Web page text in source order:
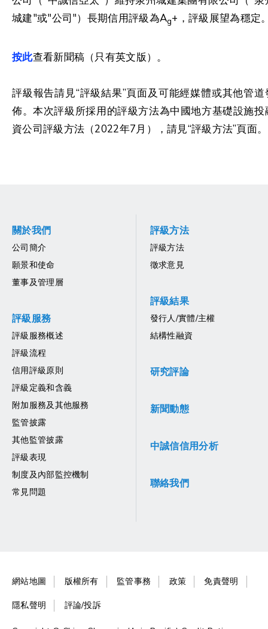
城建"或"公司"）長期信用評級為Ag+，評級展望為穩定
按此查看新聞稿（只有英文版）。
評級報告請見“評級結果”頁面及可能經媒體或其他管道
佈。本次評級所採用的評級方法為中國地方基礎設施投
資公司評級方法（2022年7月），請見“評級方法”頁面。
關於我們
公司簡介
願景和使命
董事及管理層
評級服務
評級服務概述
評級流程
信用評級原則
評級定義和含義
附加服務及其他服務
監管披露
其他監管披露
評級表現
制度及內部監控機制
常見問題
評級方法
評級方法
徵求意見
評級結果
發行人/實體/主權
結構性融資
研究評論
新聞動態
中誠信信用分析
聯絡我們
網站地圖 版權所有 監管事務 政策 免責聲明
隱私聲明 評論/投訴